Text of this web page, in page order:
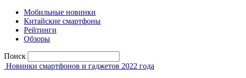
Мобильные новинки
Китайские смартфоны
Рейтинги
Обзоры
Поиск
Новинки смартфонов и гаджетов 2022 года